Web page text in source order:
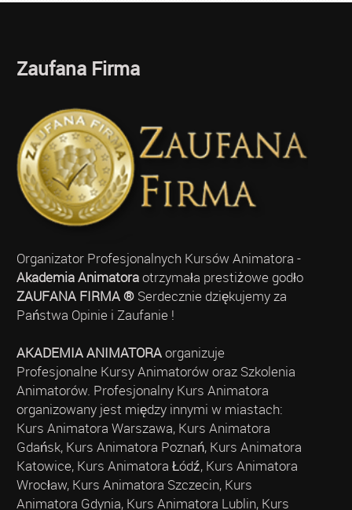
Zaufana Firma
Organizator Profesjonalnych Kursów Animatora -
Akademia Animatoraotrzymała prestiżowe godło
ZAUFANA FIRMA ®Serdecznie dziękujemy za
Państwa Opinie i Zaufanie !
AKADEMIA ANIMATORAorganizuje
Profesjonalne Kursy Animatorów oraz Szkolenia
Animatorów. Profesjonalny Kurs Animatora
organizowany jest między innymi w miastach:
Kurs Animatora Warszawa, Kurs Animatora
Gdańsk, Kurs Animatora Poznań, Kurs Animatora
Katowice, Kurs Animatora Łódź, Kurs Animatora
Wrocław, Kurs Animatora Szczecin, Kurs
Animatora Gdynia, Kurs Animatora Lublin, Kurs